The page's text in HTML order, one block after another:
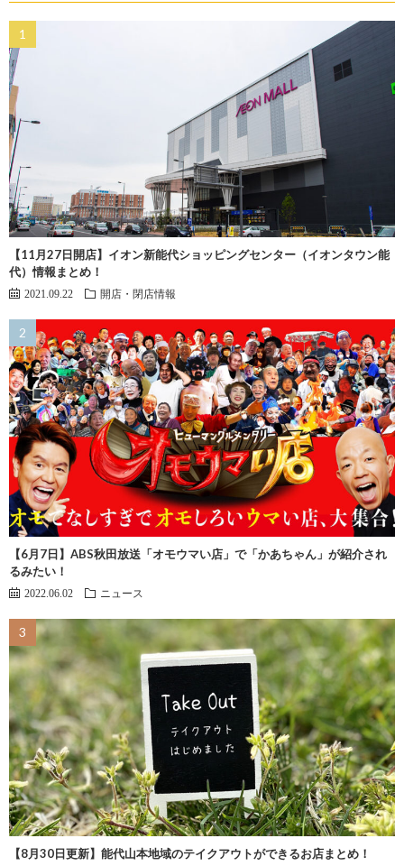
【11月27日開店】イオン新能代ショッピングセンター（イオンタウン能
代）情報まとめ！
2021.09.22 開店・閉店情報
【6月7日】ABS秋田放送「オモウマい店」で「かあちゃん」が紹介され
るみたい！
2022.06.02 ニュース
【8月30日更新】能代山本地域のテイクアウトができるお店まとめ！